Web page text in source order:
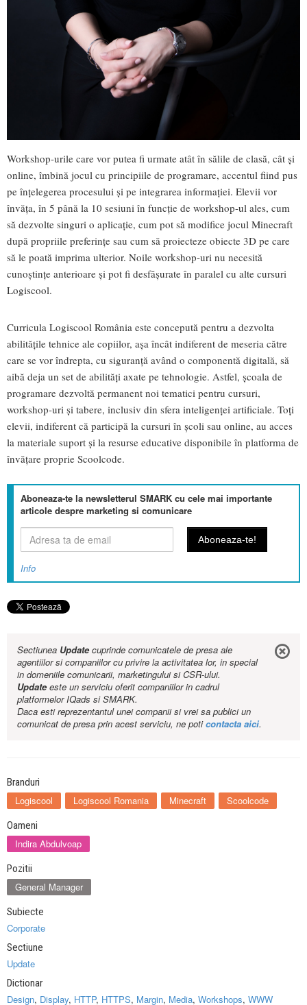
Workshop-urile care vor putea fi urmate atât în sălile de clasă, cât și
online, îmbină jocul cu principiile de programare, accentul fiind pus
pe înțelegerea procesului și pe integrarea informației. Elevii vor
învăța, în 5 până la 10 sesiuni în funcție de workshop-ul ales, cum
să dezvolte singuri o aplicație, cum pot să modifice jocul Minecraft
după propriile preferințe sau cum să proiecteze obiecte 3D pe care
să le poată imprima ulterior. Noile workshop-uri nu necesită
cunoștințe anterioare și pot fi desfășurate în paralel cu alte cursuri
Logiscool.
Curricula Logiscool România este concepută pentru a dezvolta
abilitățile tehnice ale copiilor, așa încât indiferent de meseria către
care se vor îndrepta, cu siguranță având o componentă digitală, să
aibă deja un set de abilități axate pe tehnologie. Astfel, școala de
programare dezvoltă permanent noi tematici pentru cursuri,
workshop-uri și tabere, inclusiv din sfera inteligenței artificiale. Toți
elevii, indiferent că participă la cursuri în școli sau online, au acces
la materiale suport și la resurse educative disponibile în platforma de
învățare proprie Scoolcode.
Aboneaza-te la newsletterul SMARK cu cele mai importante
articole despre marketing si comunicare
Info
Sectiunea Updatecuprinde comunicatele de presa ale
agentiilor si companiilor cu privire la activitatea lor, in special
in domeniile comunicarii, marketingului si CSR-ului.
Updateeste un serviciu oferit companiilor in cadrul
platformelor IQads si SMARK.
Daca esti reprezentantul unei companii si vrei sa publici un
comunicat de presa prin acest serviciu, ne poticontacta aici.
Branduri
Logiscool Logiscool Romania Minecraft Scoolcode
Oameni
Indira Abdulvoap
Pozitii
General Manager
Subiecte
Corporate
Sectiune
Update
Dictionar
Design, Display, HTTP, HTTPS, Margin, Media, Workshops, WWW